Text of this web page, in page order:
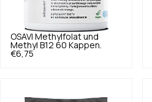
OSAVI Methylfolat und
Methyl B12 60 Kappen.
€6,75